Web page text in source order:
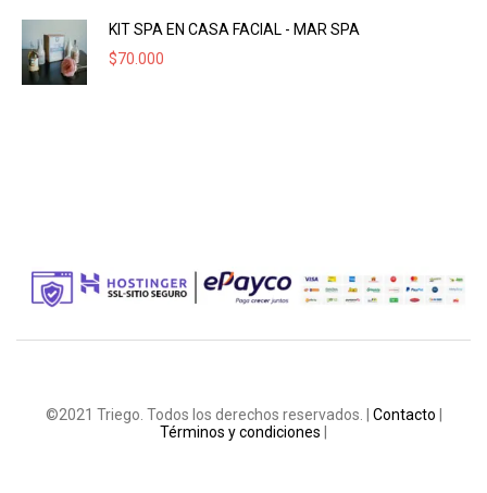
KIT SPA EN CASA FACIAL - MAR SPA
$70.000
©2021 Triego. Todos los derechos reservados. | Contacto
Términos y condiciones